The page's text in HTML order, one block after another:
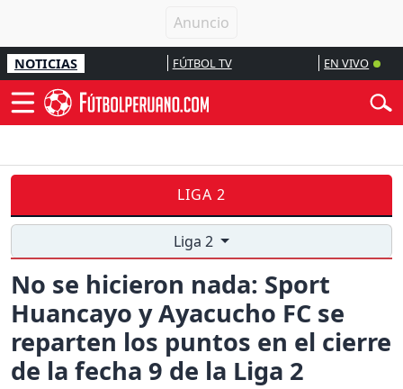
NOTICIAS FÚTBOL TV EN VIVO
LIGA 2
Liga 2
No se hicieron nada: Sport
Huancayo y Ayacucho FC se
reparten los puntos en el cierre
de la fecha 9 de la Liga 2